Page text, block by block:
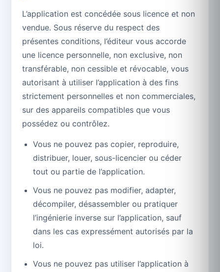
L’application est concédée sous licence et non
vendue. Sous réserve du respect des
présentes conditions, l’éditeur vous accorde
une licence personnelle, non exclusive, non
transférable, non cessible et révocable, vous
autorisant à utiliser l’application à des fins
strictement personnelles et non commerciales,
sur des appareils compatibles que vous
possédez ou contrôlez.
Vous ne pouvez pas copier, reproduire,
distribuer, louer, sous-licencier ou céder
tout ou partie de l’application.
Vous ne pouvez pas modifier, adapter,
décompiler, désassembler ou pratiquer
l’ingénierie inverse sur l’application, sauf
dans les cas expressément autorisés par la
loi.
Vous ne pouvez pas utiliser l’application à